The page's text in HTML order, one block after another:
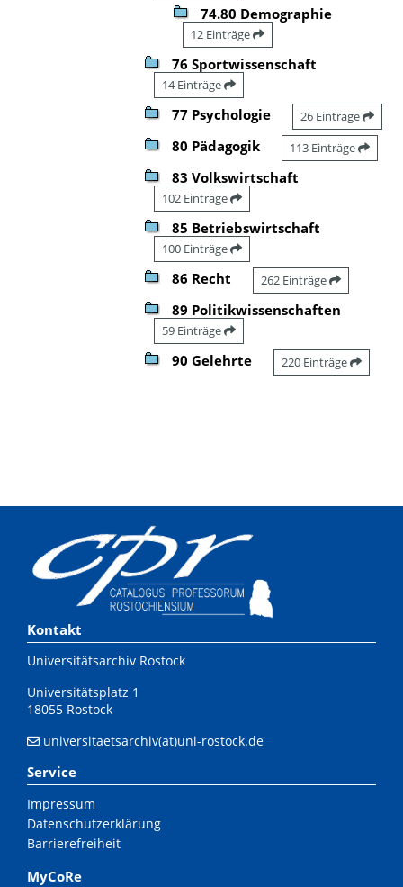
74.80 Demographie
12 Einträge
76 Sportwissenschaft
14 Einträge
77 Psychologie 26 Einträge
80 Pädagogik 113 Einträge
83 Volkswirtschaft
102 Einträge
85 Betriebswirtschaft
100 Einträge
86 Recht 262 Einträge
89 Politikwissenschaften
59 Einträge
90 Gelehrte 220 Einträge
Kontakt
Universitätsarchiv Rostock
Universitätsplatz 1
18055 Rostock
universitaetsarchiv(at)uni-rostock.de
Service
Impressum
Datenschutzerklärung
Barrierefreiheit
MyCoRe